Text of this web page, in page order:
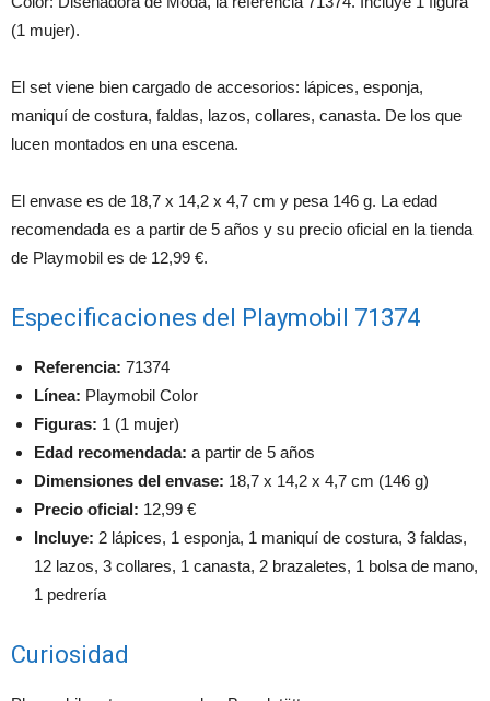
(1 mujer).
El set viene bien cargado de accesorios: lápices, esponja,
maniquí de costura, faldas, lazos, collares, canasta. De los que
lucen montados en una escena.
El envase es de 18,7 x 14,2 x 4,7 cm y pesa 146 g. La edad
recomendada es a partir de 5 años y su precio oficial en la tienda
de Playmobil es de 12,99 €.
Especificaciones del Playmobil 71374
Referencia: 71374
Línea: Playmobil Color
Figuras: 1 (1 mujer)
Edad recomendada: a partir de 5 años
Dimensiones del envase: 18,7 x 14,2 x 4,7 cm (146 g)
Precio oficial: 12,99 €
Incluye: 2 lápices, 1 esponja, 1 maniquí de costura, 3 faldas,
12 lazos, 3 collares, 1 canasta, 2 brazaletes, 1 bolsa de mano,
1 pedrería
Curiosidad